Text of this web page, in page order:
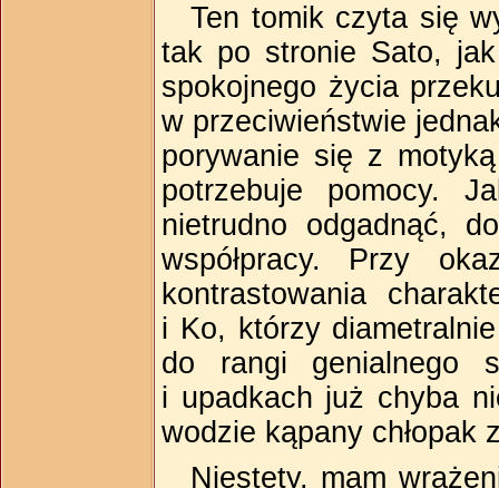
Ten tomik czyta się
tak po stronie Sato,
spokojnego życia
w przeciwieństwie
porywanie się z
potrzebuje pomocy.
nietrudno odgadnąć,
współpracy. Przy
kontrastowania
i Ko, którzy
do rangi genialnego
i upadkach już chyba
wodzie kąpany chłopak
Niestety, mam